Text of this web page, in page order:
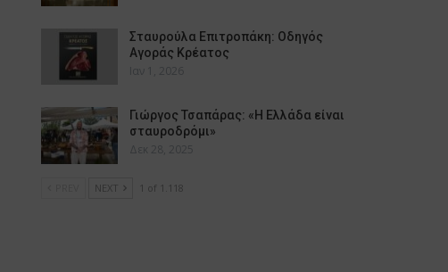
Σταυρούλα Επιτροπάκη: Οδηγός
Αγοράς Κρέατος
Ιαν 1, 2026
Γιώργος Τσαπάρας: «Η Ελλάδα είναι
σταυροδρόμι»
Δεκ 28, 2025
NEXT 1 of 1.118